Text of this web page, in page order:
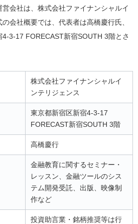
会社は、株式会社ファイナンシャルイ
会社概要では、代表者は高橋慶行氏、
3-17 FORECAST新宿SOUTH 3階とさ
株式会社ファイナンシャルイ
ンテリジェンス
東京都新宿区新宿4-3-17
FORECAST新宿SOUTH 3階
高橋慶行
金融教育に関するセミナー・
レッスン、金融ツールのシス
テム開発受託、出版、映像制
作など
投資助言業・銘柄推奨等は行